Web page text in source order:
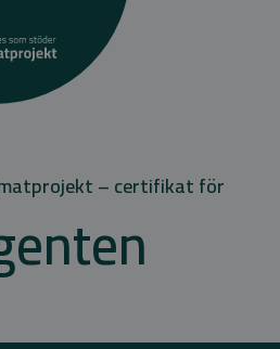
– certifikat för